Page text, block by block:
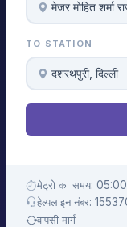
मे‌‌जर मोहित शर्मा
TO STATION
दशरथपुरी, दिल्ली
मेट्रो का समय:
हेल्पलाइन नंबर:
वापसी मार्ग